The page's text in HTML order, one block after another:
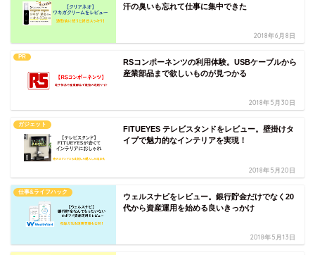
汗の臭いも忘れて仕事に集中できた
2018年6月8日
PR
RSコンポーネンツの利用体験。USBケーブルから
産業部品まで欲しいものが見つかる
2018年5月30日
ガジェット
FITUEYES テレビスタンドをレビュー。壁掛けタ
イプで魅力的なインテリアを実現！
2018年5月20日
仕事&ライフハック
ウェルスナビをレビュー。銀行貯金だけでなく20
代から資産運用を始める良いきっかけ
2018年5月13日